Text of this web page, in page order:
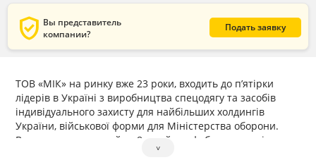
verified_user Вы представитель
компании?
Подать заявку
ТОВ «МІК» на ринку вже 23 роки, входить до п’ятірки
лідерів в Україні з виробництва спецодягу та засобів
індивідуального захисту для найбільших холдингів
України, військової форми для Міністерства оборони.
Власних потужностей — 8 швейних фабрик по регіонах
України: Сумська обл., Запорізька обл., Дніпропетровська
˅